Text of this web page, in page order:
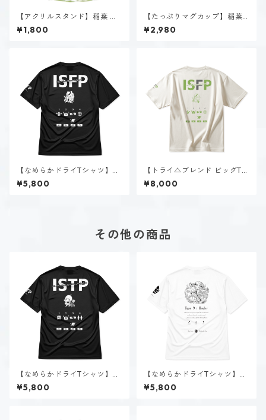
【アクリルスタンド】稲葉 奏
世（ISFP）
¥1,800
【たっぷりマグカップ】稲葉
奏世（ISFP）
¥2,980
【なめらかドライTシャツ】稲
葉 奏世（ISFP）｜ブラック
¥5,800
【トライ△ブレンド ビッグTシ
ャツ】稲葉 奏世（ISFP）｜ヴ
ィンテージオフホワイト
¥8,000
その他の商品
【なめらかドライTシャツ】黒
ヶ根 匠（ISTP）｜ブラック
¥5,800
【なめらかドライTシャツ】タ
イプ９-慈しむ人（ホーリー）
｜ホワイト
¥5,800